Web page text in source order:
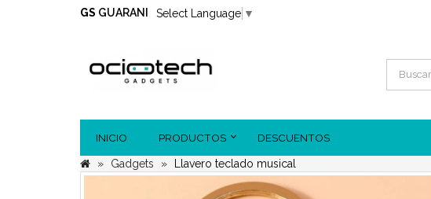
GS GUARANI Select Language ▼
INICIO PRODUCTOS DESCUENTOS
Gadgets Llavero teclado musical